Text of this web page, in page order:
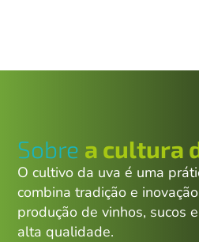
Sobre a cultura
O cultivo da uva é uma
combina tradição e
produção de vinhos, sucos
alta qualidade.